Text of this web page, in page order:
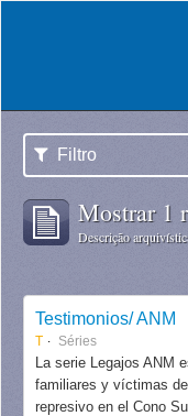
Filtro
Mostrar 1
Descrição
Testimonios/ ANM
T Séries
La serie Legajos ANM
familiares y víctimas
represivo en el Cono